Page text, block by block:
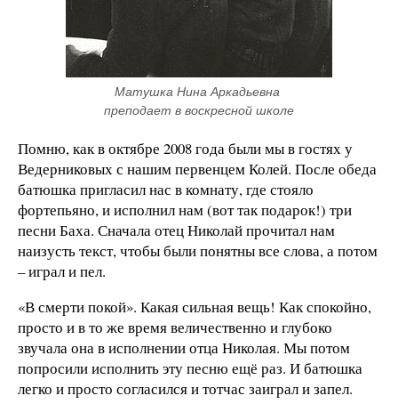
Матушка Нина Аркадьевна
преподает в воскресной школе
Помню, как в октябре 2008 года были мы в гостях у
Ведерниковых с нашим первенцем Колей. После обеда
батюшка пригласил нас в комнату, где стояло
фортепьяно, и исполнил нам (вот так подарок!) три
песни Баха. Сначала отец Николай прочитал нам
наизусть текст, чтобы были понятны все слова, а потом
– играл и пел.
«В смерти покой». Какая сильная вещь! Как спокойно,
просто и в то же время величественно и глубоко
звучала она в исполнении отца Николая. Мы потом
попросили исполнить эту песню ещё раз. И батюшка
легко и просто согласился и тотчас заиграл и запел.